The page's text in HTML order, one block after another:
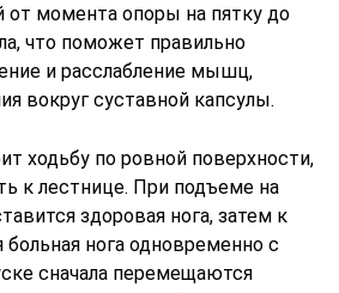
от момента опоры на пятку до
что поможет правильно
и расслабление мышц,
вокруг суставной капсулы.
ходьбу по ровной поверхности,
к лестнице. При подъеме на
здоровая нога, затем к
больная нога одновременно с
сначала перемещаются